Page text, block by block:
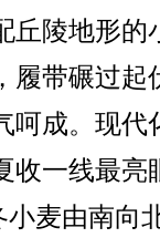
丘陵地形的
履带碾过起
呵成。现代
收一线最亮
小麦由南向